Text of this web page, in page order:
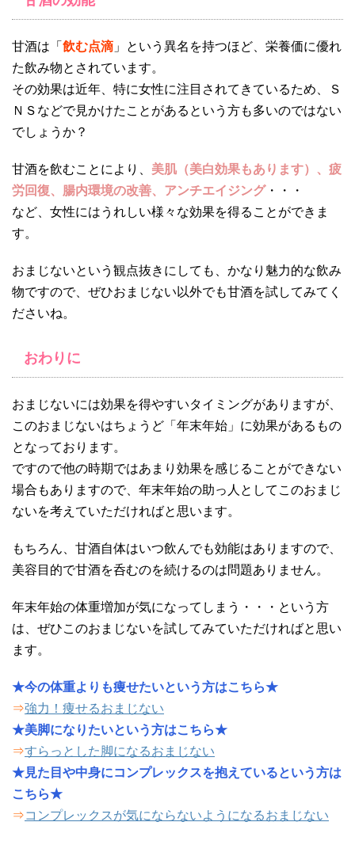
甘酒は「 飲む点滴 」という異名を持つほど、栄養価に優れ
た飲み物とされています。
その効果は近年、特に女性に注目されてきているため、Ｓ
ＮＳなどで見かけたことがあるという方も多いのではない
でしょうか？
甘酒を飲むことにより、 美肌（美白効果もあります）、疲
労回復、腸内環境の改善、アンチエイジング・・・
など、女性にはうれしい様々な効果を得ることができま
す。
おまじないという観点抜きにしても、かなり魅力的な飲み
物ですので、ぜひおまじない以外でも甘酒を試してみてく
ださいね。
おわりに
おまじないには効果を得やすいタイミングがありますが、
このおまじないはちょうど「年末年始」に効果があるもの
となっております。
ですので他の時期ではあまり効果を感じることができない
場合もありますので、年末年始の助っ人としてこのおまじ
ないを考えていただければと思います。
もちろん、甘酒自体はいつ飲んでも効能はありますので、
美容目的で甘酒を呑むのを続けるのは問題ありません。
年末年始の体重増加が気になってしまう・・・という方
は、ぜひこのおまじないを試してみていただければと思い
ます。
★今の体重よりも痩せたいという方はこちら★
⇒強力！痩せるおまじない
★美脚になりたいという方はこちら★
⇒すらっとした脚になるおまじない
★見た目や中身にコンプレックスを抱えているという方は
こちら★
⇒コンプレックスが気にならないようになるおまじない